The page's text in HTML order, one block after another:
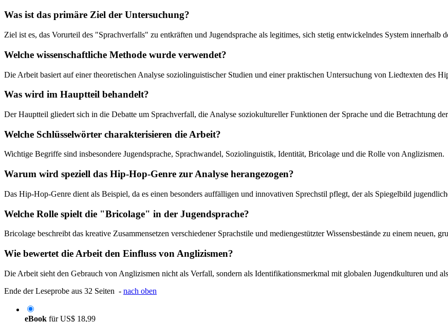
Was ist das primäre Ziel der Untersuchung?
Ziel ist es, das Vorurteil des "Sprachverfalls" zu entkräften und Jugendsprache als legitimes, sich stetig entwickelndes System innerhalb
Welche wissenschaftliche Methode wurde verwendet?
Die Arbeit basiert auf einer theoretischen Analyse soziolinguistischer Studien und einer praktischen Untersuchung von Liedtexten des
Was wird im Hauptteil behandelt?
Der Hauptteil gliedert sich in die Debatte um Sprachverfall, die Analyse soziokultureller Funktionen der Sprache und die Betrachtung
Welche Schlüsselwörter charakterisieren die Arbeit?
Wichtige Begriffe sind insbesondere Jugendsprache, Sprachwandel, Soziolinguistik, Identität, Bricolage und die Rolle von Anglizismen.
Warum wird speziell das Hip-Hop-Genre zur Analyse herangezogen?
Das Hip-Hop-Genre dient als Beispiel, da es einen besonders auffälligen und innovativen Sprechstil pflegt, der als Spiegelbild
Welche Rolle spielt die "Bricolage" in der Jugendsprache?
Bricolage beschreibt das kreative Zusammensetzen verschiedener Sprachstile und mediengestützter Wissensbestände zu einem neuen,
Wie bewertet die Arbeit den Einfluss von Anglizismen?
Die Arbeit sieht den Gebrauch von Anglizismen nicht als Verfall, sondern als Identifikationsmerkmal mit globalen Jugendkulturen und
Ende der Leseprobe aus 32 Seiten - nach oben
eBook fürUS$ 18,99